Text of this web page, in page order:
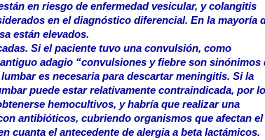
en riesgo de enfermedad vesicular, y colangitis
en el diagnóstico diferencial. En la mayoría
están elevados.
Si el paciente tuvo una convulsión, como
adagio “convulsiones y fiebre son sinónimos
es necesaria para descartar meningitis. Si la
puede estar relativamente contraindicada, por lo
hemocultivos, y habría que realizar una
antibióticos, cubriendo organismos que afectan el
cuanta el antecedente de alergia a beta lactámicos.